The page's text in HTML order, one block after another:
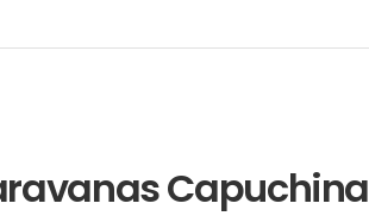
Capuchina